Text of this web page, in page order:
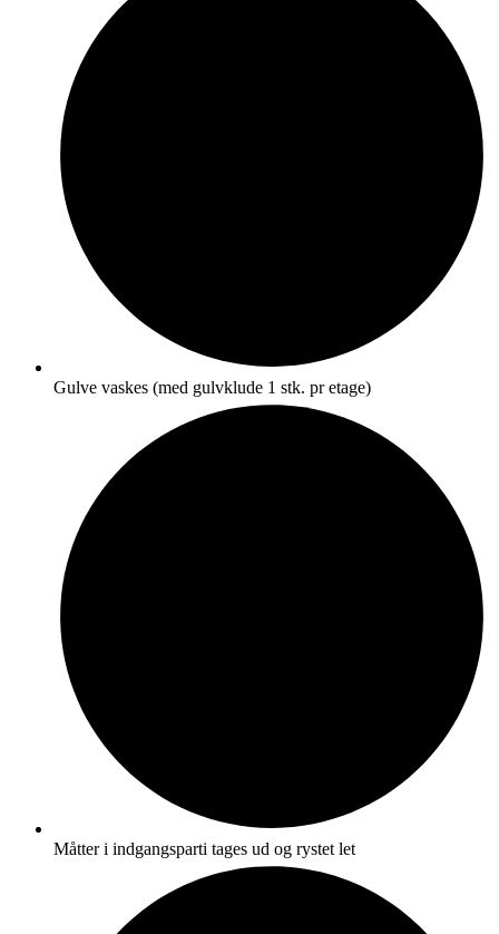
Gulve vaskes (med gulvklude 1 stk. pr etage)
Måtter i indgangsparti tages ud og rystet let